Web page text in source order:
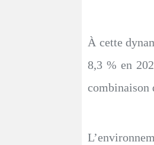
À cette
8,3 % en
combinaison